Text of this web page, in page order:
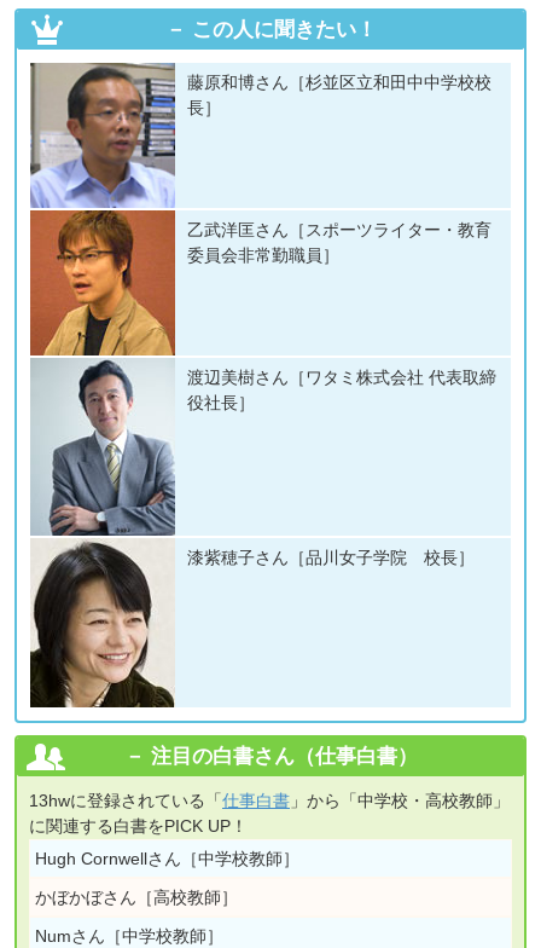
この人に聞きたい！
藤原和博さん［杉並区立和田中中学校校
長］
乙武洋匡さん［スポーツライター・教育
委員会非常勤職員］
渡辺美樹さん［ワタミ株式会社 代表取締
役社長］
漆紫穂子さん［品川女子学院 校長］
注目の白書さん（仕事白書）
13hwに登録されている「仕事白書 」から「中学校・高校教師」
に関連する白書をPICK UP！
Hugh Cornwellさん［中学校教師］
かぼかぼさん［高校教師］
Numさん［中学校教師］